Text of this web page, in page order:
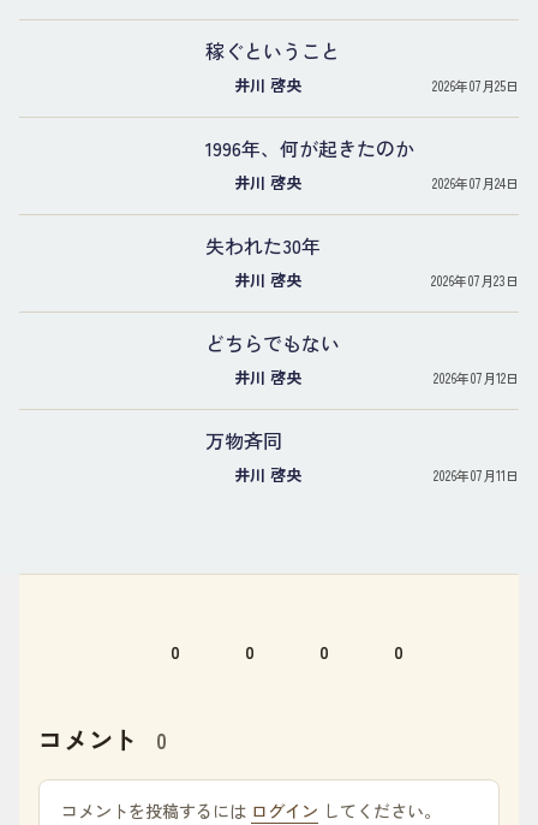
稼ぐということ
井川 啓央 2026年07月25日
1996年、何が起きたのか
井川 啓央 2026年07月24日
失われた30年
井川 啓央 2026年07月23日
どちらでもない
井川 啓央 2026年07月12日
万物斉同
井川 啓央 2026年07月11日
0 0 0 0
コメント 0
コメントを投稿するには ログイン してください。